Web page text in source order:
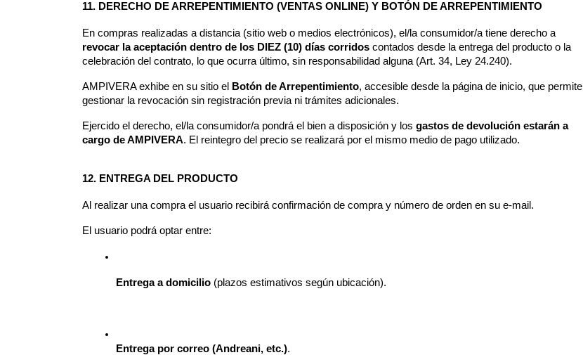
11. DERECHO DE ARREPENTIMIENTO (VENTAS ONLINE) Y BOTÓN DE ARREPENTIMIENTO
revocar la aceptación dentro de los DIEZ (10) días corridos contados desde la entrega del producto o la
celebración del contrato, lo que ocurra último, sin responsabilidad alguna (Art. 34, Ley 24.240).
AMPIVERA exhibe en su sitio el Botón de Arrepentimiento, accesible desde la página de inicio, que permite
gestionar la revocación sin registración previa ni trámites adicionales.
Ejercido el derecho, el/la consumidor/a pondrá el bien a disposición y los gastos de devolución estarán a
cargo de AMPIVERA. El reintegro del precio se realizará por el mismo medio de pago utilizado.
12. ENTREGA DEL PRODUCTO
Al realizar una compra el usuario recibirá confirmación de compra y número de orden en su e-mail.
El usuario podrá optar entre:
Entrega a domicilio (plazos estimativos según ubicación).
Entrega por correo (Andreani, etc.).